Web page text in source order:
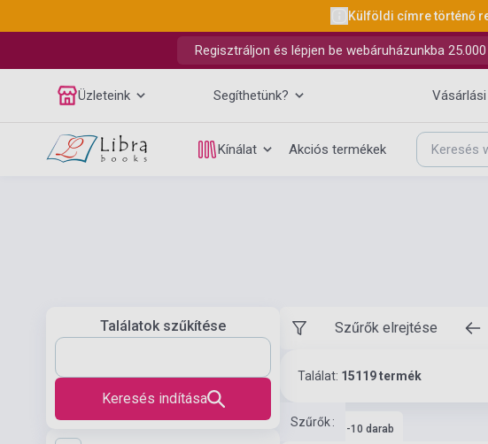
Külföldi címre történő
Regisztráljon és lépjen be webáruházunkba
Üzleteink Segíthetünk?
Kínálat Akciós termékek
Találatok szűkítése
Keresés indítása
Szűrők elrejtése
Találat: 15119 termék
Szűrők:
Készlet: 1-10 darab